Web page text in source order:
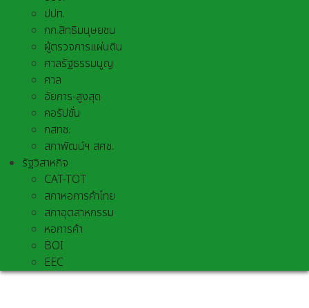
ปปท.
กก.สิทธิมนุษยชน
ผู้ตรวจการแผ่นดิน
ศาลรัฐธรรมนูญ
ศาล
อัยการ-สูงสุด
คอรัปชั่น
กสทช.
สภาพัฒน์ฯ สศช.
รัฐวิสาหกิจ
CAT-TOT
สภาหอการค้าไทย
สภาอุตสาหกรรม
หอการค้า
BOI
EEC